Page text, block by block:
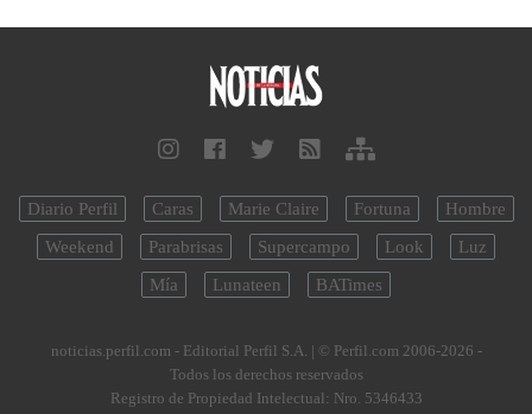
Diario Perfil Caras Marie Claire Fortuna
Hombre
Weekend
Parabrisas Supercampo Look
Luz
Mía
Lunateen BATimes
noticias.perfil.com - Editorial Perfil S.A. | © Perfil.com 2006-2026 -
Todos los derechos reservados
Registro de Propiedad Intelectual: Nro. 5346433